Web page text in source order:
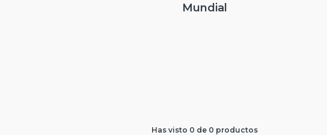
Mundial
Has visto 0 de 0 productos